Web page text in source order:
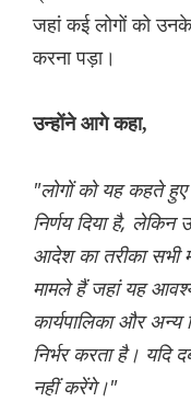
जहां कई लोगों को
करना पड़ा।
उन्होंने आगे कहा,
"लोगों को यह कहते
निर्णय दिया है, लेकिन
आदेश का तरीका सभी
मामले हैं जहां यह
कार्यपालिका और अन्य
निर्भर करता है। यदि
नहीं करेंगे।"